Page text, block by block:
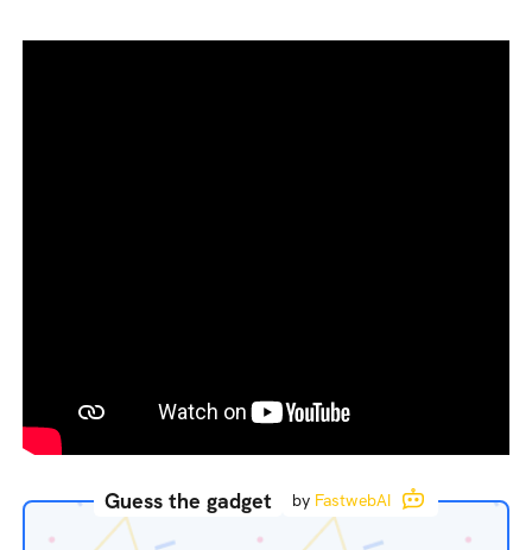
Guess the gadget by FastwebAI